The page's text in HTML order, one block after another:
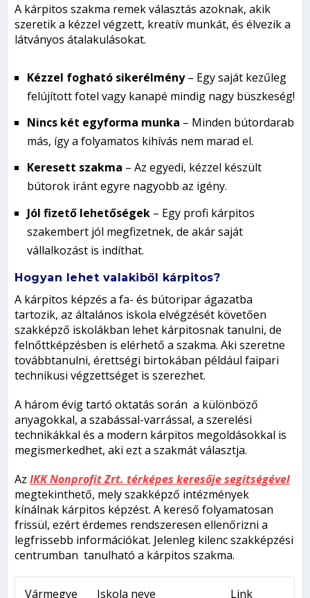
A kárpitos szakma remek választás azoknak, akik
szeretik a kézzel végzett, kreatív munkát, és élvezik a
látványos átalakulásokat.
Kézzel fogható sikerélmény– Egy saját kezűleg
felújított fotel vagy kanapé mindig nagy büszkeség!
Nincs két egyforma munka – Minden bútordarab
más, így a folyamatos kihívás nem marad el.
Keresett szakma – Az egyedi, kézzel készült
bútorok iránt egyre nagyobb az igény.
Jól fizető lehetőségek – Egy profi kárpitos
szakembert jól megfizetnek, de akár saját
vállalkozást is indíthat.
Hogyan lehet valakiből kárpitos?
A kárpitos képzés a fa- és bútoripar ágazatba
tartozik, az általános iskola elvégzését követően
szakképző iskolákban lehet kárpitosnak tanulni, de
felnőttképzésben is elérhető a szakma. Aki szeretne
továbbtanulni, érettségi birtokában például faipari
technikusi végzettséget is szerezhet.
A három évig tartó oktatás során a különböző
anyagokkal, a szabással-varrással, a szerelési
technikákkal és a modern kárpitos megoldásokkal is
megismerkedhet, aki ezt a szakmát választja.
AzIKK Nonprofit Zrt. térképes keresője segítségével
megtekinthető, mely szakképző intézmények
kínálnak kárpitos képzést. A kereső folyamatosan
frissül, ezért érdemes rendszeresen ellenőrizni a
legfrissebb információkat. Jelenleg kilenc szakképzési
centrumban tanulható a kárpitos szakma.
Vármegye Iskola neve Link